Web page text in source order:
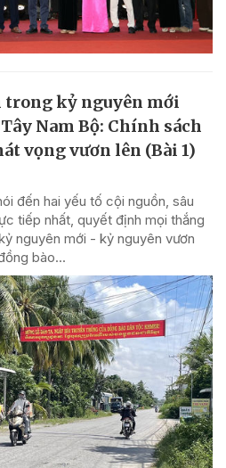
trong kỷ nguyên mới
Nam Bộ: Chính sách
vọng vươn lên (Bài 1)
đến hai yếu tố cội nguồn, sâu
tiếp nhất, quyết định mọi thắng
nguyên mới - kỷ nguyên vươn
bào...